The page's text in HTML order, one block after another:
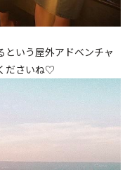
という屋外アドベンチャ
ださいね♡